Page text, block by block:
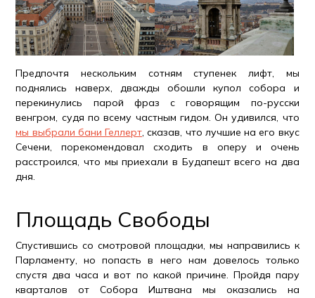
Предпочтя нескольким сотням ступенек лифт, мы
поднялись наверх, дважды обошли купол собора и
перекинулись парой фраз с говорящим по-русски
венгром, судя по всему частным гидом. Он удивился, что
мы выбрали бани Геллерт, сказав, что лучшие на его вкус
Сечени, порекомендовал сходить в оперу и очень
расстроился, что мы приехали в Будапешт всего на два
дня.
Площадь Свободы
Спустившись со смотровой площадки, мы направились к
Парламенту, но попасть в него нам довелось только
спустя два часа и вот по какой причине. Пройдя пару
кварталов от Собора Иштвана мы оказались на